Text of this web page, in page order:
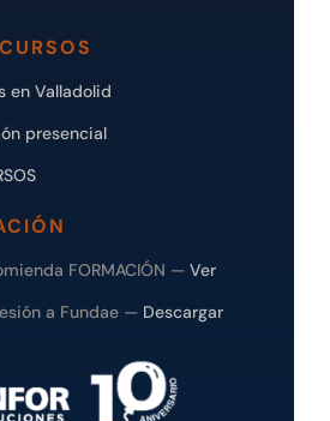
en Valladolid
presencial
FORMACIÓN — Ver
a Fundae — Descargar